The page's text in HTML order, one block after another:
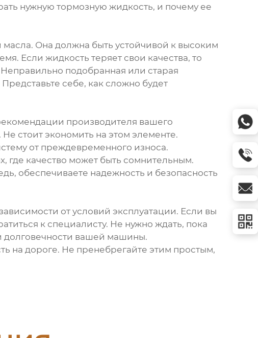
нужную тормозную жидкость, и почему ее
масла. Она должна быть устойчивой к высоким
Если жидкость теряет свои качества, то
подобранная или старая
себе, как сложно будет
производителя вашего
стоит экономить на этом элементе.
от преждевременного износа.
где качество может быть сомнительным.
обеспечиваете надежность и безопасность
от условий эксплуатации. Если вы
к специалисту. Не нужно ждать, пока
долговечности вашей машины.
на дороге. Не пренебрегайте этим простым,